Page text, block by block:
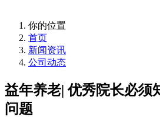
你的位置
首页
新闻资讯
公司动态
益年养老| 优秀院长必须
问题